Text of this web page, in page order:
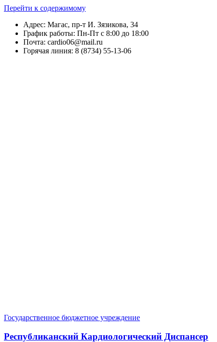
Перейти к содержимому
Адрес: Магас, пр-т И. Зязикова, 34
График работы: Пн-Пт с 8:00 до 18:00
Почта: cardio06@mail.ru
Горячая линия: 8 (8734) 55-13-06
Государственное бюджетное учреждение
Республиканский Кардиологический Диспансер